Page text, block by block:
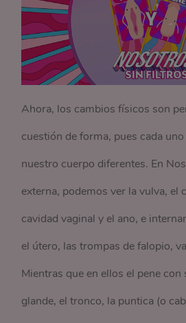
Ahora, los cambios físicos son
cuestión de forma, pues cada
nuestro cuerpo diferentes. En
externa, podemos ver la vulva, el
cavidad vaginal y el ano, e
el útero, las trompas de falopio,
Mientras que en ellos el pene
glande, el tronco, la puntica (o